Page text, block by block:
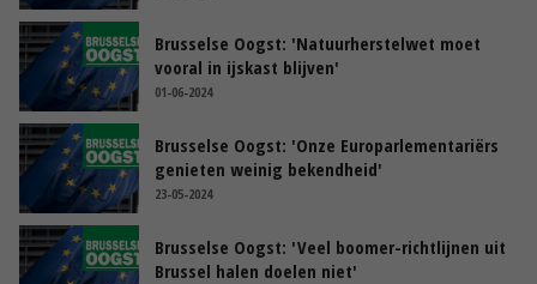
Brusselse Oogst: 'Natuurherstelwet moet
vooral in ijskast blijven'
01-06-2024
Brusselse Oogst: 'Onze Europarlementariërs
genieten weinig bekendheid'
23-05-2024
Brusselse Oogst: 'Veel boomer-richtlijnen uit
Brussel halen doelen niet'